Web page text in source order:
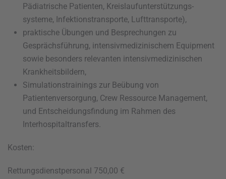
Pädiatrische Patienten, Kreislaufunterstützungs-
systeme, Infektionstransporte, Lufttransporte),
praktische Übungen und Besprechungen zu
Gesprächsführung, intensivmedizinischem Equipment
sowie besonders relevanten intensivmedizinischen
Krankheitsbildern,
Simulationstrainings zur Beübung von
Patientenversorgung, Crew Ressource Management,
und Entscheidungsfindung im Rahmen des
Interhospitaltransfers.
Kosten:
Rettungsdienstpersonal 750,00 €